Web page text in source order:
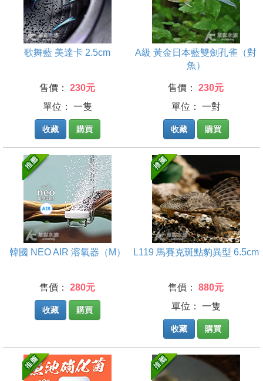
歌舞藍 美達卡 2.5cm
售價：
230元
單位： 一隻
收藏 購買
A級 黃金日本藍雙劍孔雀（對
魚）
售價：
230元
單位： 一對
收藏 購買
韓國 NEO AIR 溶氧器（M）
售價： 280元
收藏 購買
L119 馬賽克斑點豹異型 6.5cm
售價：
880元
單位： 一隻
收藏 購買